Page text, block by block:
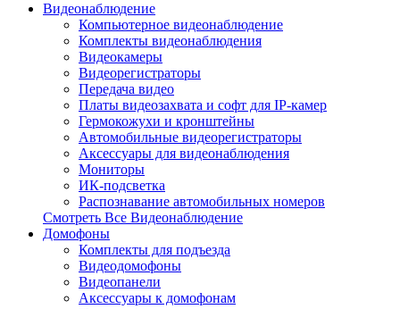
Видеонаблюдение
Компьютерное видеонаблюдение
Комплекты видеонаблюдения
Видеокамеры
Видеорегистраторы
Передача видео
Платы видеозахвата и софт для IP-камер
Гермокожухи и кронштейны
Автомобильные видеорегистраторы
Аксессуары для видеонаблюдения
Мониторы
ИК-подсветка
Распознавание автомобильных номеров
Смотреть Все Видеонаблюдение
Домофоны
Комплекты для подъезда
Видеодомофоны
Видеопанели
Аксессуары к домофонам